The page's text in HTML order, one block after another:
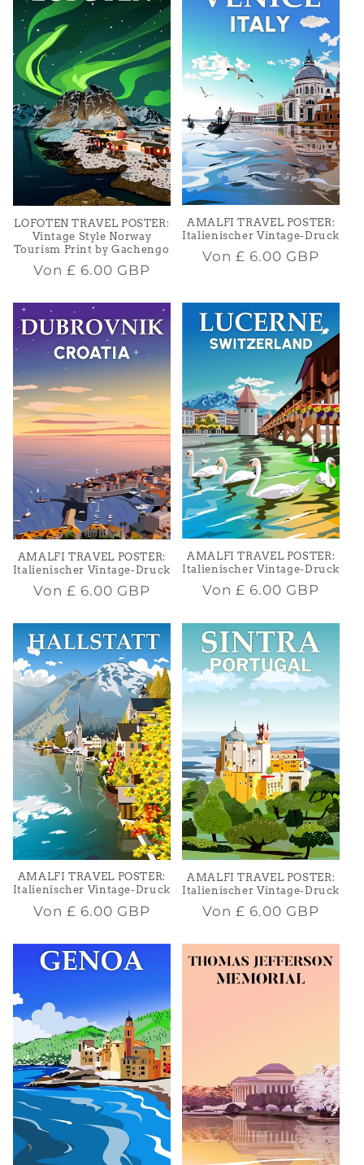
LOFOTEN TRAVEL POSTER:
Vintage Style Norway
Tourism Print by Gachengo
Normaler
Von £ 6.00 GBP
AMALFI TRAVEL POSTER:
Italienischer Vintage-Druck
Normaler
Von £ 6.00 GBP
AMALFI TRAVEL POSTER:
Italienischer Vintage-Druck
Normaler
Von £ 6.00 GBP
AMALFI TRAVEL POSTER:
Italienischer Vintage-Druck
Normaler
Von £ 6.00 GBP
AMALFI TRAVEL POSTER:
Italienischer Vintage-Druck
Normaler
Von £ 6.00 GBP
AMALFI TRAVEL POSTER:
Italienischer Vintage-Druck
Normaler
Von £ 6.00 GBP